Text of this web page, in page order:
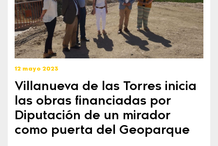
12 mayo 2023
Villanueva de las Torres inicia
las obras financiadas por
Diputación de un mirador
como puerta del Geoparque